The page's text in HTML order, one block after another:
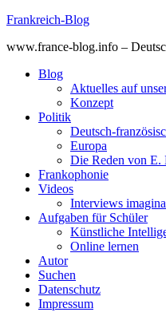
Skip
content
Frankreich-Blog
www.france-blog.info –
Blog
Aktuelles auf
Konzept
Politik
Deutsch-
Europa
Die Reden von E.
Frankophonie
Videos
Interviews
Aufgaben für Schüler
Künstliche
Online lernen
Autor
Suchen
Datenschutz
Impressum